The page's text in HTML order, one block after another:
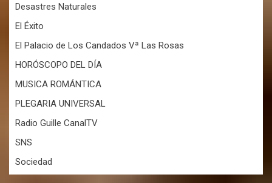
Desastres Naturales
El Éxito
El Palacio de Los Candados Vª Las Rosas
HORÓSCOPO DEL DÍA
MUSICA ROMÁNTICA
PLEGARIA UNIVERSAL
Radio Guille CanalTV
SNS
Sociedad